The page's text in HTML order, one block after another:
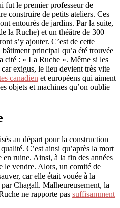
fut le premier professeur de
construire de petits ateliers. Ces
entourés de jardins. Par la suite,
la Ruche) et un théâtre de 300
s’y ajouter. C’est de cette
principal qu’a été trouvée
cité : « La Ruche ». Même si les
exigus, le lieu devient très vite
canadien et européens qui aiment
objets et machines qu’on oublie
au départ pour la construction
C’est ainsi qu’après la mort
ruine. Ainsi, à la fin des années
le vendre. Alors, un comité de
car elle était vouée à la
Chagall. Malheureusement, la
ne rapporte pas suffisamment